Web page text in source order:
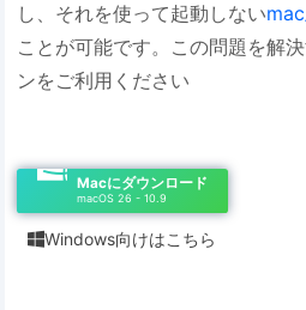
し、それを使って起動しない
ことが可能です。この問題を解
ンをご利用ください
Macにダウンロード
macOS 26 - 10.9
Windows向けはこちら